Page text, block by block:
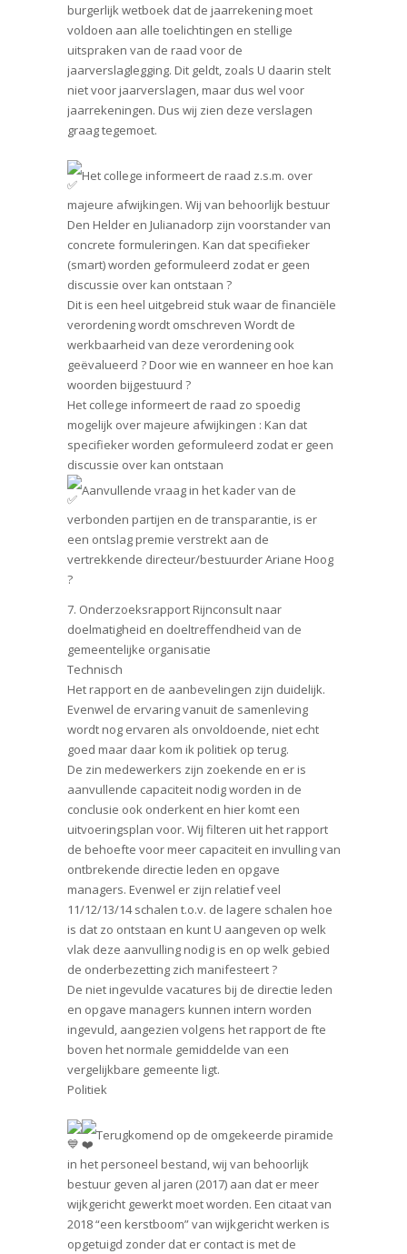
burgerlijk wetboek dat de jaarrekening moet
voldoen aan alle toelichtingen en stellige
uitspraken van de raad voor de
jaarverslaglegging. Dit geldt, zoals U daarin stelt
niet voor jaarverslagen, maar dus wel voor
jaarrekeningen. Dus wij zien deze verslagen
graag tegemoet.
Het college informeert de raad z.s.m. over
majeure afwijkingen. Wij van behoorlijk bestuur
Den Helder en Julianadorp zijn voorstander van
concrete formuleringen. Kan dat specifieker
(smart) worden geformuleerd zodat er geen
discussie over kan ontstaan ?
Dit is een heel uitgebreid stuk waar de financiële
verordening wordt omschreven Wordt de
werkbaarheid van deze verordening ook
geëvalueerd ? Door wie en wanneer en hoe kan
woorden bijgestuurd ?
Het college informeert de raad zo spoedig
mogelijk over majeure afwijkingen : Kan dat
specifieker worden geformuleerd zodat er geen
discussie over kan ontstaan
Aanvullende vraag in het kader van de
verbonden partijen en de transparantie, is er
een ontslag premie verstrekt aan de
vertrekkende directeur/bestuurder Ariane Hoog
?
7. Onderzoeksrapport Rijnconsult naar
doelmatigheid en doeltreffendheid van de
gemeentelijke organisatie
Technisch
Het rapport en de aanbevelingen zijn duidelijk.
Evenwel de ervaring vanuit de samenleving
wordt nog ervaren als onvoldoende, niet echt
goed maar daar kom ik politiek op terug.
De zin medewerkers zijn zoekende en er is
aanvullende capaciteit nodig worden in de
conclusie ook onderkent en hier komt een
uitvoeringsplan voor. Wij filteren uit het rapport
de behoefte voor meer capaciteit en invulling van
ontbrekende directie leden en opgave
managers. Evenwel er zijn relatief veel
11/12/13/14 schalen t.o.v. de lagere schalen hoe
is dat zo ontstaan en kunt U aangeven op welk
vlak deze aanvulling nodig is en op welk gebied
de onderbezetting zich manifesteert ?
De niet ingevulde vacatures bij de directie leden
en opgave managers kunnen intern worden
ingevuld, aangezien volgens het rapport de fte
boven het normale gemiddelde van een
vergelijkbare gemeente ligt.
Politiek
Terugkomend op de omgekeerde piramide
in het personeel bestand, wij van behoorlijk
bestuur geven al jaren (2017) aan dat er meer
wijkgericht gewerkt moet worden. Een citaat van
2018 “een kerstboom” van wijkgericht werken is
opgetuigd zonder dat er contact is met de